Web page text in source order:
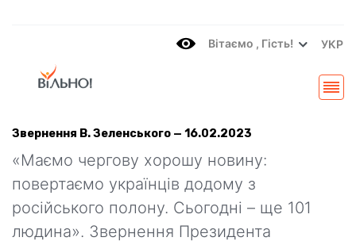
Вітаємo , Гість! УКР
Звернення В. Зеленського — 16.02.2023
«Маємо чергову хорошу новину:
повертаємо українців додому з
російського полону. Сьогодні – ще 101
людина». Звернення Президента